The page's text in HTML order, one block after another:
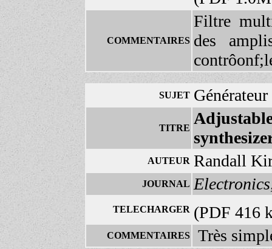
COMMENTAIRES
Filtre
des
SUJET
TITRE
AUTEUR Randall
JOURNAL
TELECHARGER (PDF 416
COMMENTAIRES Très